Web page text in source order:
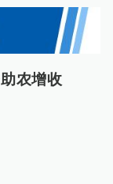
农增收